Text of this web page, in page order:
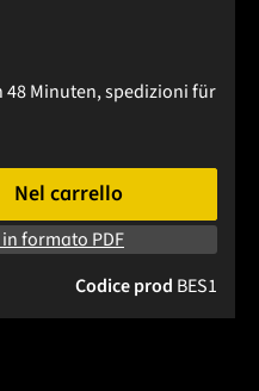
48 Minuten, spedizionifür
la quantità desiderata o
Nel carrello
formato PDF
Codice prod BES1